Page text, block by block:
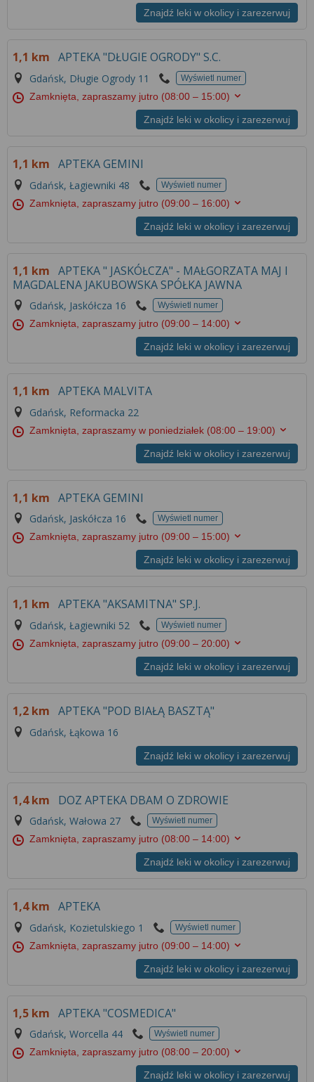
Znajdź leki w okolicy i zarezerwuj
1,1 km APTEKA "DŁUGIE OGRODY" S.C.
Gdańsk, Długie Ogrody 11 Wyświetl numer
Zamknięta, zapraszamy jutro (08:00 – 15:00)
Znajdź leki w okolicy i zarezerwuj
1,1 km APTEKA GEMINI
Gdańsk, Łagiewniki 48 Wyświetl numer
Zamknięta, zapraszamy jutro (09:00 – 16:00)
Znajdź leki w okolicy i zarezerwuj
1,1 km APTEKA " JASKÓŁCZA" - MAŁGORZATA MAJ I
MAGDALENA JAKUBOWSKA SPÓŁKA JAWNA
Gdańsk, Jaskółcza 16 Wyświetl numer
Zamknięta, zapraszamy jutro (09:00 – 14:00)
Znajdź leki w okolicy i zarezerwuj
1,1 km APTEKA MALVITA
Gdańsk, Reformacka 22
Zamknięta, zapraszamy w poniedziałek (08:00 – 19:00)
Znajdź leki w okolicy i zarezerwuj
1,1 km APTEKA GEMINI
Gdańsk, Jaskółcza 16 Wyświetl numer
Zamknięta, zapraszamy jutro (09:00 – 15:00)
Znajdź leki w okolicy i zarezerwuj
1,1 km APTEKA "AKSAMITNA" SP.J.
Gdańsk, Łagiewniki 52 Wyświetl numer
Zamknięta, zapraszamy jutro (09:00 – 20:00)
Znajdź leki w okolicy i zarezerwuj
1,2 km APTEKA "POD BIAŁĄ BASZTĄ"
Gdańsk, Łąkowa 16
Znajdź leki w okolicy i zarezerwuj
1,4 km DOZ APTEKA DBAM O ZDROWIE
Gdańsk, Wałowa 27 Wyświetl numer
Zamknięta, zapraszamy jutro (08:00 – 14:00)
Znajdź leki w okolicy i zarezerwuj
1,4 km APTEKA
Gdańsk, Kozietulskiego 1 Wyświetl numer
Zamknięta, zapraszamy jutro (09:00 – 14:00)
Znajdź leki w okolicy i zarezerwuj
1,5 km APTEKA "COSMEDICA"
Gdańsk, Worcella 44 Wyświetl numer
Zamknięta, zapraszamy jutro (08:00 – 20:00)
Znajdź leki w okolicy i zarezerwuj